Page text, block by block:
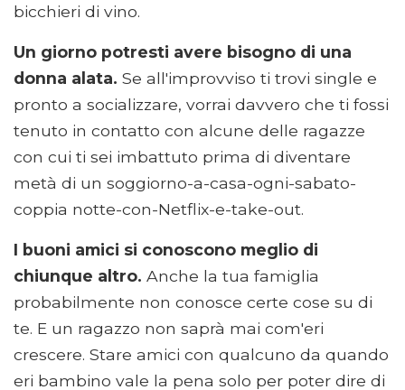
bicchieri di vino.
Un giorno potresti avere bisogno di una
donna alata. Se all'improvviso ti trovi single e
pronto a socializzare, vorrai davvero che ti fossi
tenuto in contatto con alcune delle ragazze
con cui ti sei imbattuto prima di diventare
metà di un soggiorno-a-casa-ogni-sabato-
coppia notte-con-Netflix-e-take-out.
I buoni amici si conoscono meglio di
chiunque altro. Anche la tua famiglia
probabilmente non conosce certe cose su di
te. E un ragazzo non saprà mai com'eri
crescere. Stare amici con qualcuno da quando
eri bambino vale la pena solo per poter dire di